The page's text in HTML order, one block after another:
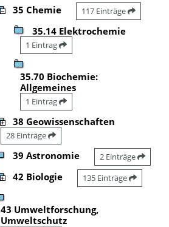
35 Chemie 117 Einträge
35.14 Elektrochemie
1 Eintrag
35.70 Biochemie:
Allgemeines
1 Eintrag
38 Geowissenschaften
28 Einträge
39 Astronomie 2 Einträge
42 Biologie 135 Einträge
43 Umweltforschung,
Umweltschutz